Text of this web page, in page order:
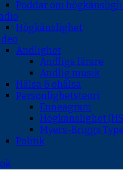
Poddar om
Högkänslighet
Andlighet
Andliga lärare
Andlig musik
Hälsa & ohälsa
Personlighetsteori
Enneagram
Högkänslighet
Myers-Briggs
Politik